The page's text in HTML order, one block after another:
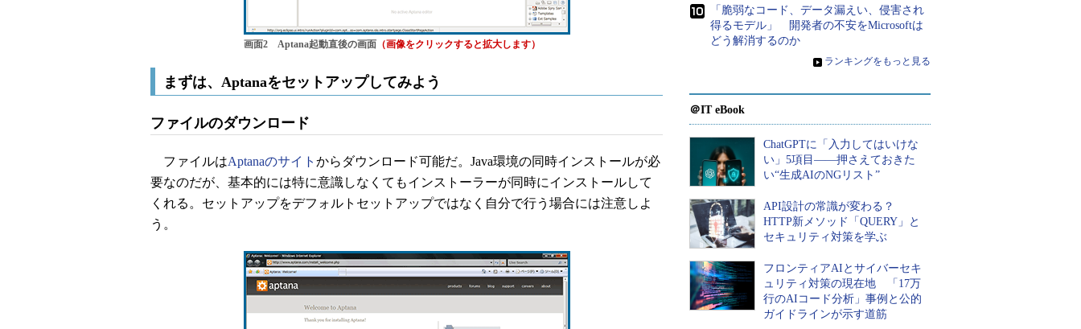
画面2 Aptana起動直後の画面（画像をクリックすると拡大します）
まずは、Aptanaをセットアップしてみよう
ファイルのダウンロード
ファイルはAptanaのサイト からダウンロード可能だ。Java環境の同時インストールが必
要なのだが、基本的には特に意識しなくてもインストーラーが同時にインストールして
くれる。セットアップをデフォルトセットアップではなく自分で行う場合には注意しよ
う。
「脆弱なコード、データ漏えい、侵害され
得るモデル」 開発者の不安をMicrosoftは
どう解消するのか
» ランキングをもっと見る
＠IT eBook
ChatGPTに「入力してはいけな
い」5項目――押さえておきた
い“生成AIのNGリスト”
API設計の常識が変わる？
HTTP新メソッド「QUERY」と
セキュリティ対策を学ぶ
フロンティアAIとサイバーセキ
ュリティ対策の現在地 「17万
行のAIコード分析」事例と公的
ガイドラインが示す道筋